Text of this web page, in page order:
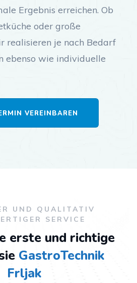
Ergebnis erreichen. Ob
oder große
realisieren je nach Bedarf
ebenso wie individuelle
VEREINBAREN
UND QUALITATIV
SERVICE
erste und richtige
GastroTechnik
Frljak